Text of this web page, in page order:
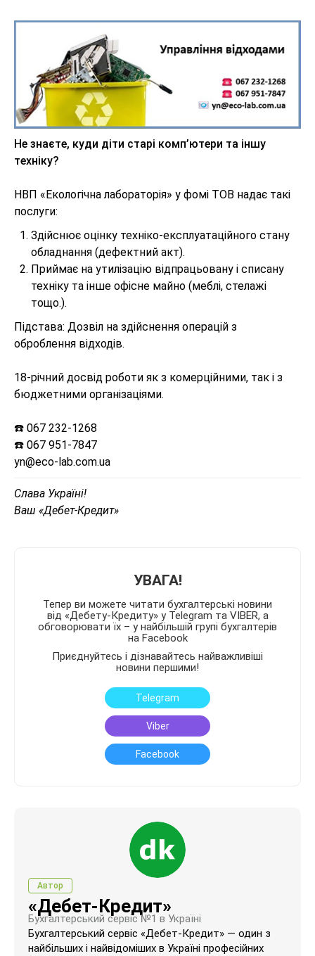
Не знаєте, куди діти старі комп’ютери та іншу
техніку?
НВП «Екологічна лабораторія» у фомі ТОВ надає такі
послуги:
Здійснює оцінку техніко-експлуатаційного стану
обладнання (дефектний акт).
Приймає на утилізацію відпрацьовану і списану
техніку та інше офісне майно (меблі, стелажі
тощо.).
Підстава: Дозвіл на здійснення операцій з
оброблення відходів.
18-річний досвід роботи як з комерційними, так і з
бюджетними організаціями.
☎️ 067 232-1268
☎️ 067 951-7847
yn@eco-lab.com.ua
Слава Україні!
Ваш «Дебет-Кредит»
УВАГА!
Тепер ви можете читати бухгалтерські новини
від «Дебету-Кредиту» у Telegram та VIBER, а
обговорювати їх – у найбільшій групі бухгалтерів
на Facebook
Приєднуйтесь і дізнавайтесь найважливіші
новини першими!
Telegram
Viber
Facebook
Автор
«Дебет-Кредит»
Бухгалтерський сервіс №1 в Україні
Бухгалтерський сервіс «Дебет-Кредит» — один з
найбільших і найвідоміших в Україні професійних